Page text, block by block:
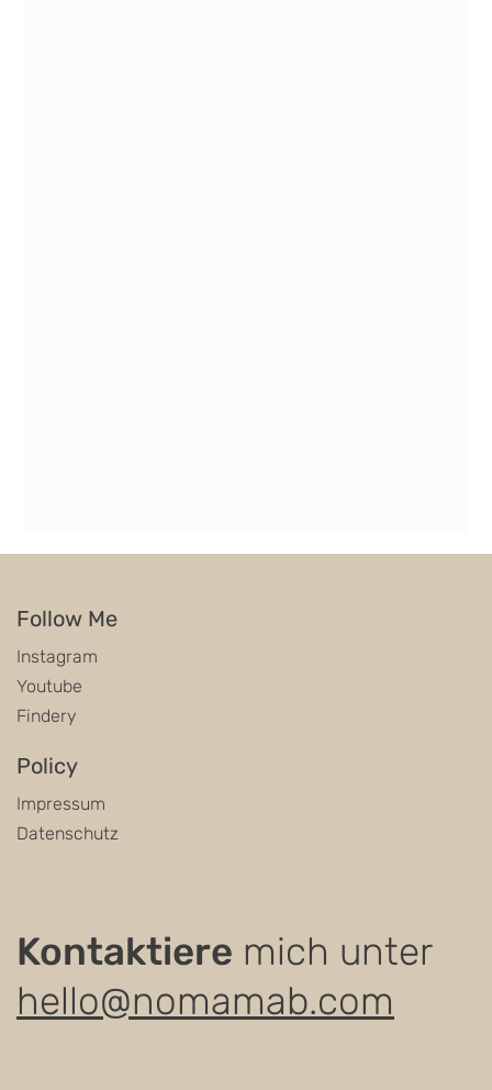
Kontaktiere mich unter
hello@nomamab.com
Follow Me
Instagram
Youtube
Findery
Policy
Impressum
Datenschutz